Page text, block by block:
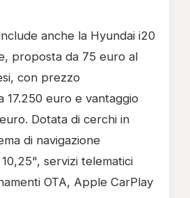
anche la Hyundai i20
proposta da 75 euro al
con prezzo
17.250 euro e vantaggio
Dotata di cerchi in
di navigazione
servizi telematici
OTA, Apple CarPlay